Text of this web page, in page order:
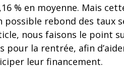
% en moyenne. Mais
possible rebond des taux
nous faisons le point
pour la rentrée, afin
leur financement.